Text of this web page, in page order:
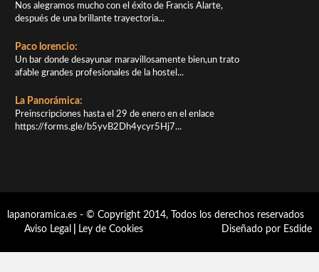
Nos alegramos mucho con el éxito de Francis Alarte,
después de una brillante trayectoria...
Paco lorencio:
Un bar donde desayunar maravillosamente bien,un trato
afable grandes profesionales de la hostel...
La Panorámica:
Preinscripciones hasta el 29 de enero en el enlace
https://forms.gle/b5yvB2Dh4ycyr5Hj7...
lapanoramica.es - © Copyright 2014, Todos los derechos reservados
Aviso Legal
Ley de Cookies Diseñado por Esdide